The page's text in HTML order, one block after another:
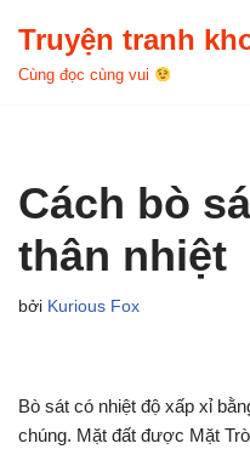
Chuyển
Truyện tranh
Cùng đọc cùng vui
Cách bò
thân nhiệt
bởi Kurious Fox
Bò sát có nhiệt độ xấp xỉ
chúng. Mặt đất được Mặt